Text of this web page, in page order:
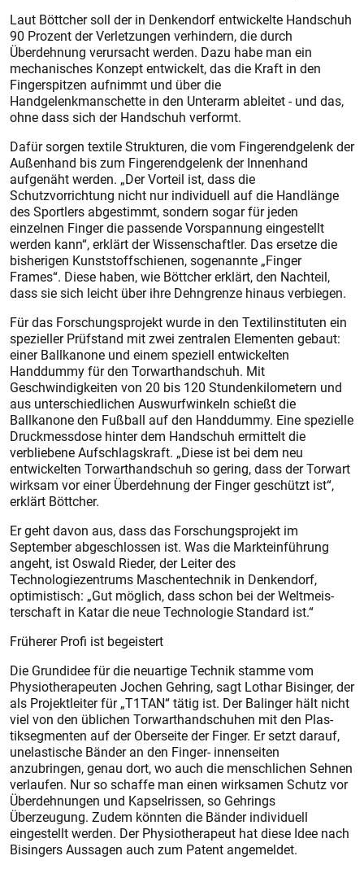
Laut Böttcher soll der in Denkendorf entwickelte Handschuh
90 Prozent der Verletzungen verhindern, die durch
Überdehnung verursacht werden. Dazu habe man ein
mechanisches Konzept entwickelt, das die Kraft in den
Fingerspitzen aufnimmt und über die
Handgelenkmanschette in den Unterarm ableitet - und das,
ohne dass sich der Handschuh verformt.
Dafür sorgen textile Strukturen, die vom Fingerendgelenk der
Außenhand bis zum Fingerendgelenk der Innenhand
aufgenäht werden. „Der Vorteil ist, dass die
Schutzvorrichtung nicht nur individuell auf die Handlänge
des Sportlers abgestimmt, sondern sogar für jeden
einzelnen Finger die passende Vorspannung eingestellt
werden kann“, erklärt der Wissenschaftler. Das ersetze die
bisherigen Kunststoffschienen, sogenannte „Finger
Frames“. Diese haben, wie Böttcher erklärt, den Nachteil,
dass sie sich leicht über ihre Dehngrenze hinaus verbiegen.
Für das Forschungsprojekt wurde in den Textilinstituten ein
spezieller Prüfstand mit zwei zentralen Elementen gebaut:
einer Ballkanone und einem speziell entwickelten
Handdummy für den Torwarthandschuh. Mit
Geschwindigkeiten von 20 bis 120 Stundenkilometern und
aus unterschiedlichen Auswurfwinkeln schießt die
Ballkanone den Fußball auf den Handdummy. Eine spezielle
Druckmessdose hinter dem Handschuh ermittelt die
verbliebene Aufschlagskraft. „Diese ist bei dem neu
entwickelten Torwarthandschuh so gering, dass der Torwart
wirksam vor einer Überdehnung der Finger geschützt ist“,
erklärt Böttcher.
Er geht davon aus, dass das Forschungsprojekt im
September abgeschlossen ist. Was die Markteinführung
angeht, ist Oswald Rieder, der Leiter des
Technologiezentrums Maschentechnik in Denkendorf,
optimistisch: „Gut möglich, dass schon bei der Weltmeis-
terschaft in Katar die neue Technologie Standard ist.“
Früherer Profi ist begeistert
Die Grundidee für die neuartige Technik stamme vom
Physiotherapeuten Jochen Gehring, sagt Lothar Bisinger, der
als Projektleiter für „T1TAN“ tätig ist. Der Balinger hält nicht
viel von den üblichen Torwarthandschuhen mit den Plas-
tiksegmenten auf der Oberseite der Finger. Er setzt darauf,
unelastische Bänder an den Finger- innenseiten
anzubringen, genau dort, wo auch die menschlichen Sehnen
verlaufen. Nur so schaffe man einen wirksamen Schutz vor
Überdehnungen und Kapselrissen, so Gehrings
Überzeugung. Zudem könnten die Bänder individuell
eingestellt werden. Der Physiotherapeut hat diese Idee nach
Bisingers Aussagen auch zum Patent angemeldet.